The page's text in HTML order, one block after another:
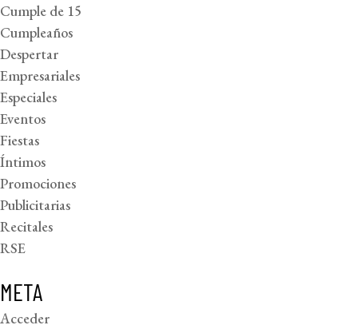
Cumple de 15
Cumpleaños
Despertar
Empresariales
Especiales
Eventos
Fiestas
Íntimos
Promociones
Publicitarias
Recitales
RSE
META
Acceder